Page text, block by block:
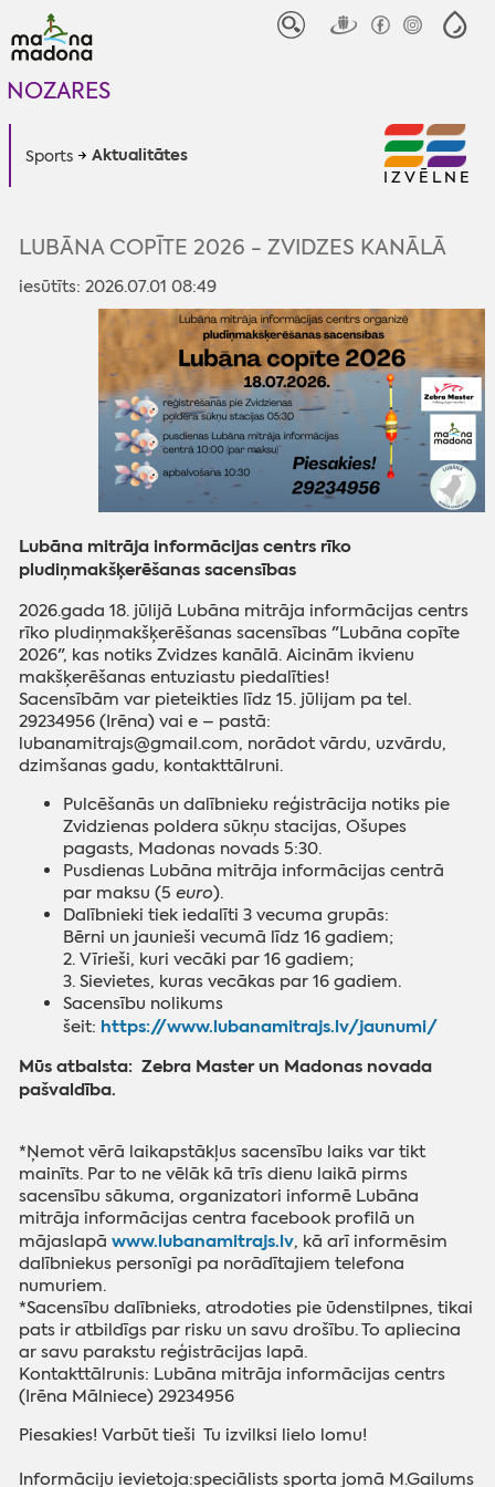
NOZARES
Sports Aktualitātes
IZVĒLNE
LUBĀNA COPĪTE 2026 - ZVIDZES KANĀLĀ
iesūtīts: 2026.07.01 08:49
Lubāna mitrāja informācijas centrs rīko
pludiņmakšķerēšanas sacensības
2026.gada 18. jūlijā Lubāna mitrāja informācijas centrs
rīko pludiņmakšķerēšanas sacensības "Lubāna copīte
2026", kas notiks Zvidzes kanālā. Aicinām ikvienu
makšķerēšanas entuziastu piedalīties!
Sacensībām var pieteikties līdz 15. jūlijam pa tel.
29234956 (Irēna) vai e – pastā:
lubanamitrajs@gmail.com, norādot vārdu, uzvārdu,
dzimšanas gadu, kontakttālruni.
Pulcēšanās un dalībnieku reģistrācija notiks pie
Zvidzienas poldera sūkņu stacijas, Ošupes
pagasts, Madonas novads 5:30.
Pusdienas Lubāna mitrāja informācijas centrā
par maksu (5euro).
Dalībnieki tiek iedalīti 3 vecuma grupās:
Bērni un jaunieši vecumā līdz 16 gadiem;
2. Vīrieši, kuri vecāki par 16 gadiem;
3. Sievietes, kuras vecākas par 16 gadiem.
Sacensību nolikums
šeit: https://www.lubanamitrajs.lv/jaunumi/
Mūs atbalsta: Zebra Master un Madonas novada
pašvaldība.
*Ņemot vērā laikapstākļus sacensību laiks var tikt
mainīts. Par to ne vēlāk kā trīs dienu laikā pirms
sacensību sākuma, organizatori informē Lubāna
mitrāja informācijas centra facebook profilā un
mājaslapāwww.lubanamitrajs.lv, kā arī informēsim
dalībniekus personīgi pa norādītajiem telefona
numuriem.
*Sacensību dalībnieks, atrodoties pie ūdenstilpnes, tikai
pats ir atbildīgs par risku un savu drošību. To apliecina
ar savu parakstu reģistrācijas lapā.
Kontakttālrunis: Lubāna mitrāja informācijas centrs
(Irēna Mālniece) 29234956
Piesakies! Varbūt tieši Tu izvilksi lielo lomu!
Informāciju ievietoja:speciālists sporta jomā M.Gailums